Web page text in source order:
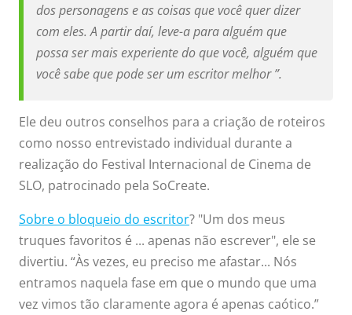
dos personagens e as coisas que você quer dizer
com eles. A partir daí, leve-a para alguém que
possa ser mais experiente do que você, alguém que
você sabe que pode ser um escritor melhor ”.
Ele deu outros conselhos para a criação de roteiros
como nosso entrevistado individual durante a
realização do Festival Internacional de Cinema de
SLO, patrocinado pela SoCreate.
Sobre o bloqueio do escritor? "Um dos meus
truques favoritos é ... apenas não escrever", ele se
divertiu. “Às vezes, eu preciso me afastar... Nós
entramos naquela fase em que o mundo que uma
vez vimos tão claramente agora é apenas caótico.”